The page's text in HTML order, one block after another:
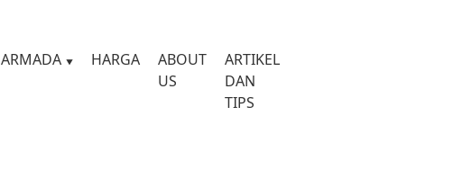
ARMADA HARGA
ABOUT
US
ARTIKEL
DAN
TIPS